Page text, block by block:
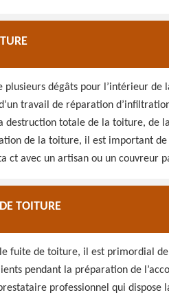
dégâts pour l’intérieur de
travail de réparation
destruction totale de la toiture, de
de la toiture, il est important de
ct avec un artisan ou un couvreur
TOITURE
fuite de toiture, il est primordial de
pendant la préparation de
professionnel qui dispose